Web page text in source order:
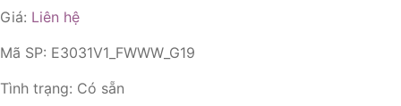
Giá: Liên hệ
Mã SP: E3031V1_FWWW_G19
Tình trạng: Có sẵn